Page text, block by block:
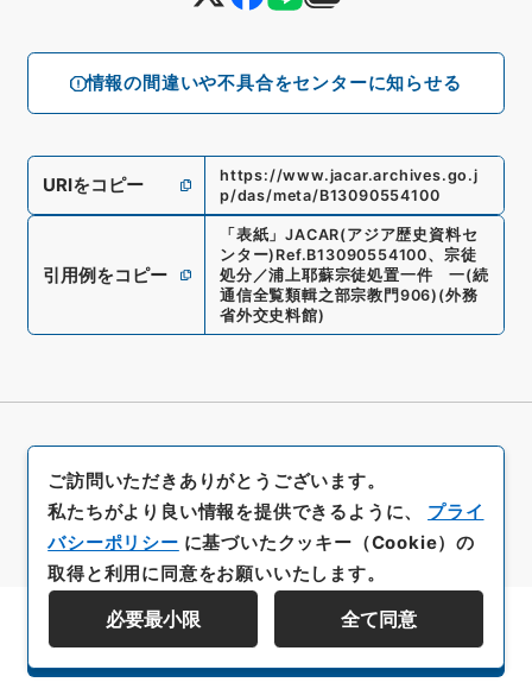
情報の間違いや不具合をセンターに知らせる
URIをコピー
https://www.jacar.archives.go.j
p/das/meta/B13090554100
引用例をコピー
「 表紙 」JACAR(アジア歴史資料セ
ンター) Ref.B13090554100、 宗徒
処分／浦上耶蘇宗徒処置一件 一(続
通信全覧類輯之部宗教門906) (外務
省外交史料館)
資料群階層を表示する
ご訪問いただきありがとうございます。
私たちがより良い情報を提供できるように、 プライ
バシーポリシー に基づいたクッキー（Cookie）の
取得と利用に同意をお願いいたします。
必要最小限 全て同意